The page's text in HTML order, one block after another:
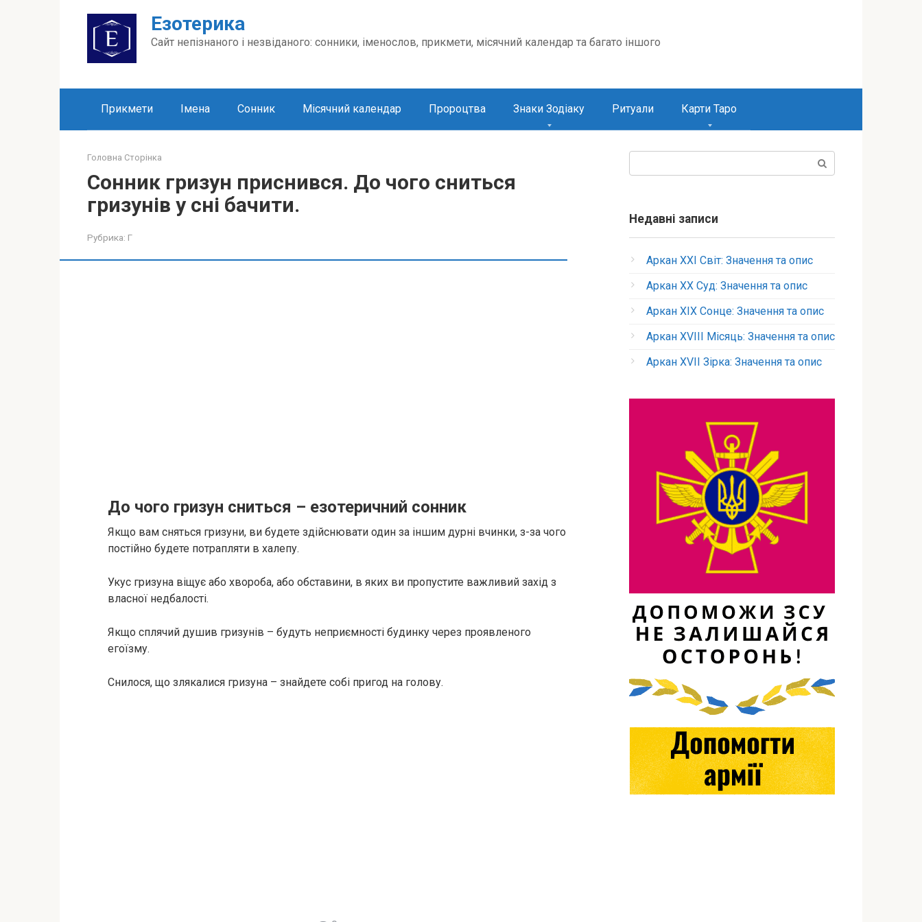
Езотерика
Сайт непізнаного і незвіданого: сонники, іменослов, прикмети, місячний календар та багато іншого
Прикмети Імена Сонник Місячний календар Пророцтва Знаки Зодіаку Ритуали Карти Таро
Головна Сторінка
Сонник гризун приснився. До чого сниться
гризунів у сні бачити.
Рубрика: Г
До чого гризун сниться – езотеричний сонник
Якщо вам сняться гризуни, ви будете здійснювати один за іншим дурні вчинки, з-за чого
постійно будете потрапляти в халепу.
Укус гризуна віщує або хвороба, або обставини, в яких ви пропустите важливий захід з
власної недбалості.
Якщо сплячий душив гризунів – будуть неприємності будинку через проявленого
егоїзму.
Снилося, що злякалися гризуна – знайдете собі пригод на голову.
Недавні записи
Аркан XXI Світ: Значення та опис
Аркан XX Суд: Значення та опис
Аркан XIX Сонце: Значення та опис
Аркан XVIII Місяць: Значення та опис
Аркан XVII Зірка: Значення та опис